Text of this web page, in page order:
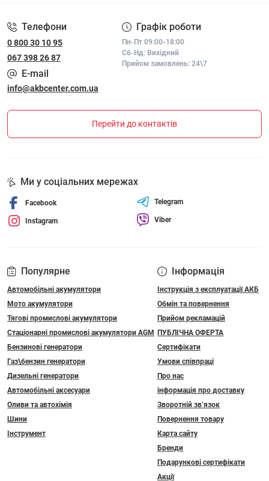
Телефони
0 800 30 10 95
067 398 26 87
Графік роботи
Пн-Пт 09:00-18:00
Сб-Нд: Вихідний
Прийом замовлень: 24\7
E-mail
info@akbcenter.com.ua
Перейти до контактів
Популярне
Автомобільні акумулятори
Мото акумулятори
Тягові промислові акумулятори
Стаціонарні промислові акумулятори АGM
Бензинові генератори
Газ\бензин генератори
Дизельні генератори
Автомобільні аксесуари
Оливи та автохімія
Шини
Інструмент
Інформація
Інструкція з експлуатації АКБ
Обмін та повернення
Прийом рекламацій
ПУБЛІЧНА ОФЕРТА
Сертифікати
Умови співпраці
Про нас
інформація про доставку
Зворотній зв’язок
Повернення товару
Карта сайту
Бренди
Подарункові сертифікати
Акції
Ми у соціальних мережах
Facebook
Instagram
Telegram
Viber